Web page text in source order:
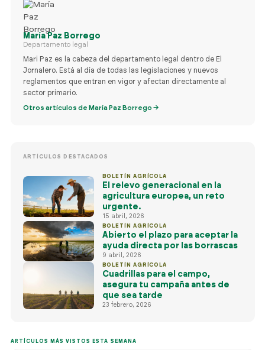
María Paz Borrego
Departamento legal
Mari Paz es la cabeza del departamento legal dentro de El
Jornalero. Está al día de todas las legislaciones y nuevos
reglamentos que entran en vigor y afectan directamente al
sector primario.
Otros artículos de María Paz Borrego →
ARTÍCULOS DESTACADOS
BOLETÍN AGRÍCOLA
El relevo generacional en la
agricultura europea, un reto
urgente.
15 abril, 2026
BOLETÍN AGRÍCOLA
Abierto el plazo para aceptar la
ayuda directa por las borrascas
9 abril, 2026
BOLETÍN AGRÍCOLA
Cuadrillas para el campo,
asegura tu campaña antes de
que sea tarde
23 febrero, 2026
ARTÍCULOS MÁS VISTOS ESTA SEMANA